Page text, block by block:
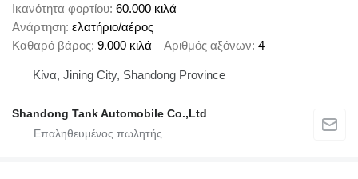
Ικανότητα φορτίου 60.000 κιλά
Ανάρτηση ελατήριο/αέρος
Καθαρό βάρος 9.000 κιλά Αριθμός αξόνων 4
Κίνα, Jining City, Shandong Province
Shandong Tank Automobile Co.,Ltd